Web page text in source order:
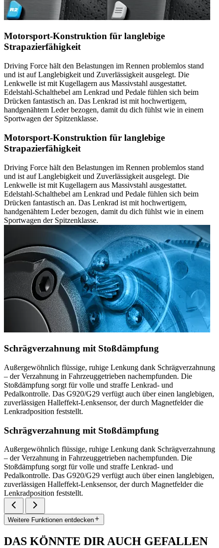
Motorsport-Konstruktion für langlebige
Strapazierfähigkeit
Driving Force hält den Belastungen im Rennen problemlos stand
und ist auf Langlebigkeit und Zuverlässigkeit ausgelegt. Die
Lenkwelle ist mit Kugellagern aus Massivstahl ausgestattet.
Edelstahl-Schalthebel am Lenkrad und Pedale fühlen sich beim
Drücken fantastisch an. Das Lenkrad ist mit hochwertigem,
handgenähtem Leder bezogen, damit du dich fühlst wie in einem
Sportwagen der Spitzenklasse.
Motorsport-Konstruktion für langlebige
Strapazierfähigkeit
Driving Force hält den Belastungen im Rennen problemlos stand
und ist auf Langlebigkeit und Zuverlässigkeit ausgelegt. Die
Lenkwelle ist mit Kugellagern aus Massivstahl ausgestattet.
Edelstahl-Schalthebel am Lenkrad und Pedale fühlen sich beim
Drücken fantastisch an. Das Lenkrad ist mit hochwertigem,
handgenähtem Leder bezogen, damit du dich fühlst wie in einem
Sportwagen der Spitzenklasse.
Schrägverzahnung mit Stoßdämpfung
Außergewöhnlich flüssige, ruhige Lenkung dank Schrägverzahnung
– der Verzahnung in Fahrzeuggetrieben nachempfunden. Die
Stoßdämpfung sorgt für volle und straffe Lenkrad- und
Pedalkontrolle. Das G920/G29 verfügt auch über einen langlebigen,
zuverlässigen Halleffekt-Lenksensor, der durch Magnetfelder die
Lenkradposition feststellt.
Schrägverzahnung mit Stoßdämpfung
Außergewöhnlich flüssige, ruhige Lenkung dank Schrägverzahnung
– der Verzahnung in Fahrzeuggetrieben nachempfunden. Die
Stoßdämpfung sorgt für volle und straffe Lenkrad- und
Pedalkontrolle. Das G920/G29 verfügt auch über einen langlebigen,
zuverlässigen Halleffekt-Lenksensor, der durch Magnetfelder die
Lenkradposition feststellt.
Weitere Funktionen entdecken
DAS KÖNNTE DIR AUCH GEFALLEN